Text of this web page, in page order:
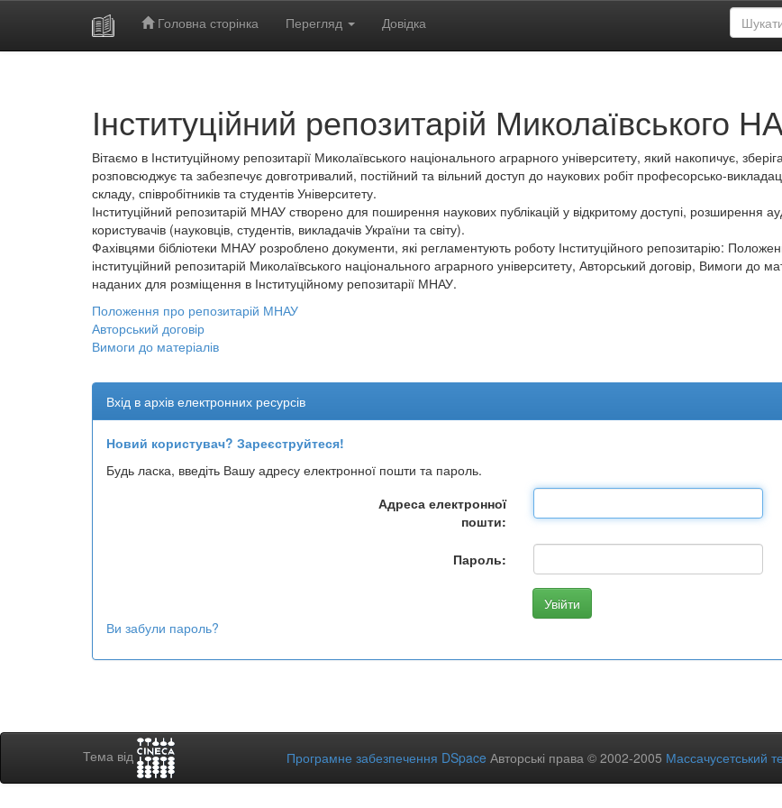
Головна сторінка Перегляд Довідка
Інституційний репозитарій Миколаївського
Вітаємо в Інституційному репозитарії Миколаївського національного аграрного університету, який накопичує,
розповсюджує та забезпечує довготривалий, постійний та вільний доступ до наукових робіт професорсько-
складу, співробітників та студентів Університету.
Інституційний репозитарій МНАУ створено для поширення наукових публікацій у відкритому доступі, розширення
користувачів (науковців, студентів, викладачів України та світу).
Фахівцями бібліотеки МНАУ розроблено документи, які регламентують роботу Інституційного репозитарію:
інституційний репозитарій Миколаївського національного аграрного університету, Авторський договір, Вимоги до
наданих для розміщення в Інституційному репозитарії МНАУ.
Положення про репозитарій МНАУ
Авторський договір
Вимоги до матеріалів
Вхід в архів електронних ресурсів
Новий користувач? Зареєструйтеся!
Будь ласка, введіть Вашу адресу електронної пошти та пароль.
Адреса електронної
пошти:
Пароль:
Ви забули пароль?
Тема від Програмне забезпечення DSpace Авторські права © 2002-2005 Массачусетський